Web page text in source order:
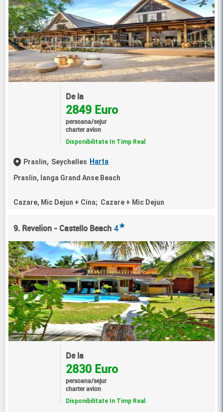
De la
2849 Euro
persoana/sejur
charter avion
Disponibilitate In Timp Real
Praslin, Seychelles Harta
Praslin, langa Grand Anse Beach
Cazare, Mic Dejun + Cina; Cazare + Mic Dejun
9. Revelion - Castello Beach 4★
De la
2830 Euro
persoana/sejur
charter avion
Disponibilitate In Timp Real